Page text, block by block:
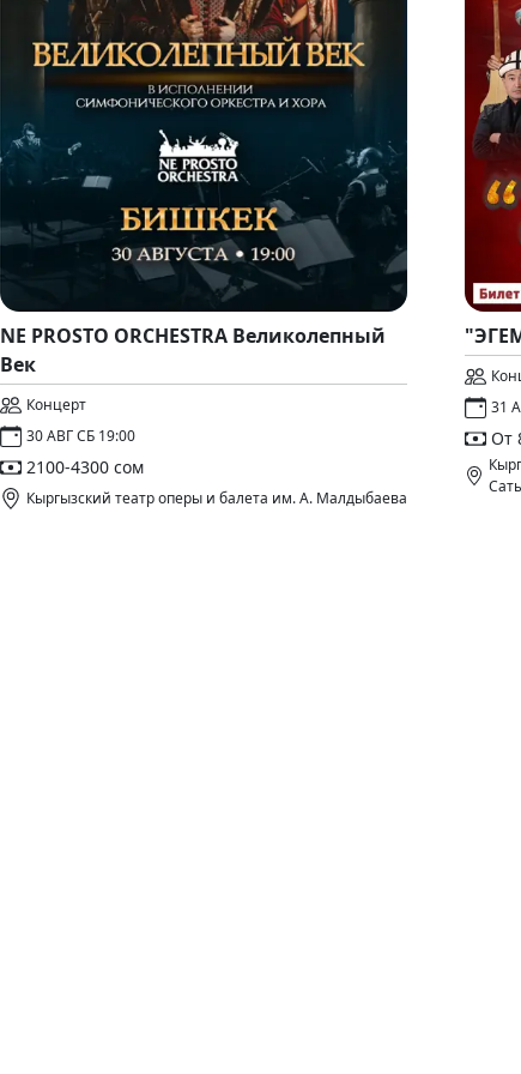
NE PROSTO ORCHESTRA Великолепный
Век
Концерт
30 АВГ СБ 19:00
2100-4300 сом
Кыргызский театр оперы и балета им. А. Малдыбаева
31
От